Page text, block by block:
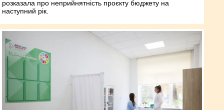
розказала про неприйнятність проєкту бюджету на
наступний рік.